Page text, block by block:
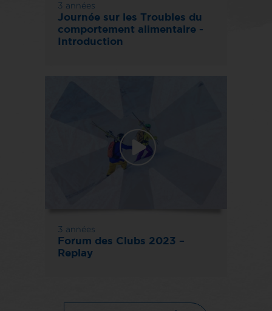
3 années
Journée sur les Troubles du
comportement alimentaire -
Introduction
3 années
Forum des Clubs 2023 –
Replay